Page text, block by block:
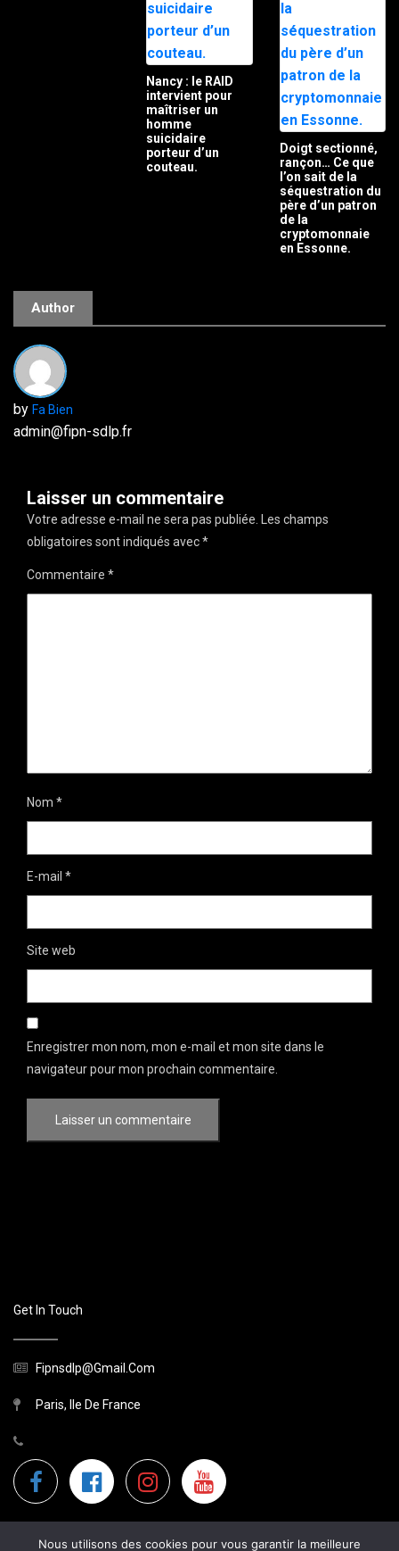
Nancy : le RAID
intervient pour
maîtriser un
homme
suicidaire
porteur d’un
couteau.
Doigt sectionné,
rançon… Ce que
l’on sait de la
séquestration du
père d’un patron
de la
cryptomonnaie
en Essonne.
Author
by Fa Bien
admin@fipn-sdlp.fr
Laisser un commentaire
Votre adresse e-mail ne sera pas publiée. Les champs
obligatoires sont indiqués avec*
Commentaire *
Nom *
E-mail *
Site web
Enregistrer mon nom, mon e-mail et mon site dans le
navigateur pour mon prochain commentaire.
Get In Touch
Fipnsdlp@gmail.com
Paris, Ile De France
Nous utilisons des cookies pour vous garantir la meilleure